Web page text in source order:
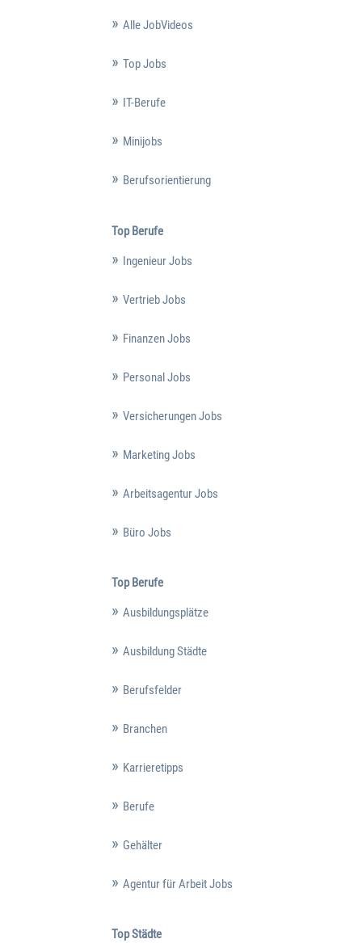
Alle JobVideos
Top Jobs
IT-Berufe
Minijobs
Berufsorientierung
Top Berufe
Ingenieur Jobs
Vertrieb Jobs
Finanzen Jobs
Personal Jobs
Versicherungen Jobs
Marketing Jobs
Arbeitsagentur Jobs
Büro Jobs
Top Berufe
Ausbildungsplätze
Ausbildung Städte
Berufsfelder
Branchen
Karrieretipps
Berufe
Gehälter
Agentur für Arbeit Jobs
Top Städte